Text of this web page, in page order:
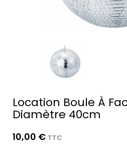
Location Boule À
Diamètre 40cm
10,00 € TTC